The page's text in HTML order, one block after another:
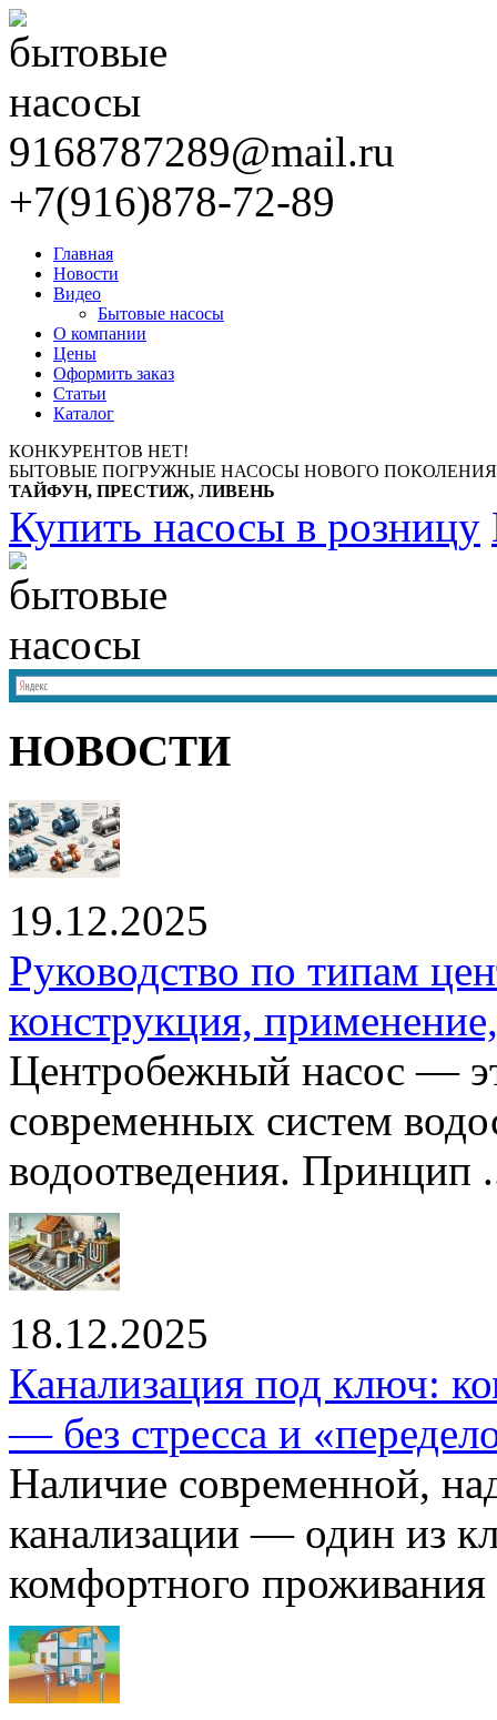
9168787289@mail.ru
+7(916)878-72-89
Главная
Новости
Видео
Бытовые насосы
О компании
Цены
Оформить заказ
Статьи
Каталог
КОНКУРЕНТОВ НЕТ!
БЫТОВЫЕ ПОГРУЖНЫЕ НАСОСЫ НОВОГО
ТАЙФУН, ПРЕСТИЖ, ЛИВЕНЬ
Купить насосы в розницу
НОВОСТИ
19.12.2025
Руководство по типам
конструкция,
Центробежный насос —
современных систем
водоотведения. Принцип
18.12.2025
Канализация под ключ:
— без стресса и
Наличие современной,
канализации — один из
комфортного проживания